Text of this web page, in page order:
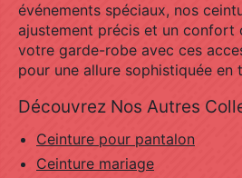
événements spéciaux, nos
ajustement précis et un confort
votre garde-robe avec ces
pour une allure sophistiquée en
Découvrez Nos Autres
Ceinture pour pantalon
Ceinture mariage